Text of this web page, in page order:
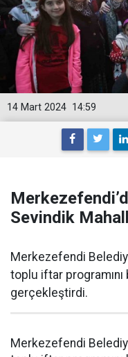
14:59
14 Mart 2024
Sevindik
Merkezefendi
toplu iftar programını
gerçekleştirdi.
Merkezefendi